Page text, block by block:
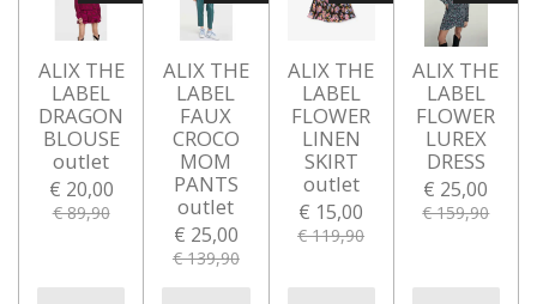
ALIX THE
LABEL
DRAGON
BLOUSE
outlet
€ 20,00
€ 89,90
ALIX THE
LABEL
FAUX
CROCO
MOM
PANTS
outlet
€ 25,00
€ 139,90
ALIX THE
LABEL
FLOWER
LINEN
SKIRT
outlet
€ 15,00
€ 119,90
ALIX THE
LABEL
FLOWER
LUREX
DRESS
€ 25,00
€ 159,90